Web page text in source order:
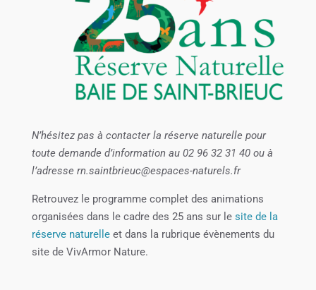
N’hésitez pas à contacter la réserve naturelle pour
toute demande d’information au 02 96 32 31 40 ou à
l’adresse rn.saintbrieuc@espaces-naturels.fr
Retrouvez le programme complet des animations
organisées dans le cadre des 25 ans sur le site de la
réserve naturelleet dans la rubrique évènements du
site de VivArmor Nature.